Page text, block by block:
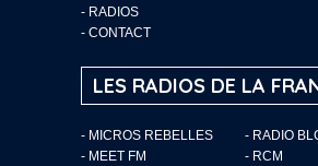
- RADIOS
- CONTACT
LES RADIOS DE LA
- MICROS REBELLES
- RADIO
- MEET FM
- RCM